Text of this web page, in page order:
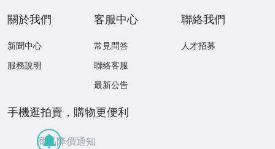
關於我們
新聞中心
服務說明
客服中心
常見問答
聯絡客服
最新公告
聯絡我們
人才招募
手機逛拍賣，購物更便利
商品降價通知